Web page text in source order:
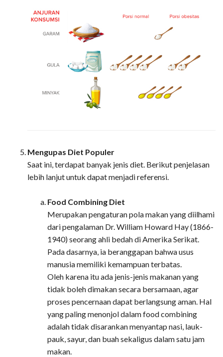
Mengupas Diet Populer
Saat ini, terdapat banyak jenis diet. Berikut penjelasan
lebih lanjut untuk dapat menjadi referensi.
Food Combining Diet
Merupakan pengaturan pola makan yang diilhami
dari pengalaman Dr. William Howard Hay (1866-
1940) seorang ahli bedah di Amerika Serikat.
Pada dasarnya, ia beranggapan bahwa usus
manusia memiliki kemampuan terbatas.
Oleh karena itu ada jenis-jenis makanan yang
tidak boleh dimakan secara bersamaan, agar
proses pencernaan dapat berlangsung aman. Hal
yang paling menonjol dalam food combining
adalah tidak disarankan menyantap nasi, lauk-
pauk, sayur, dan buah sekaligus dalam satu jam
makan.